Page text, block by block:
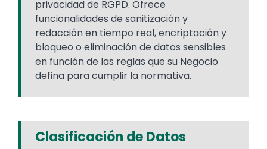
privacidad de RGPD. Ofrece
funcionalidades de sanitización y
redacción en tiempo real, encriptación y
bloqueo o eliminación de datos sensibles
en función de las reglas que su Negocio
defina para cumplir la normativa.
Clasificación de Datos